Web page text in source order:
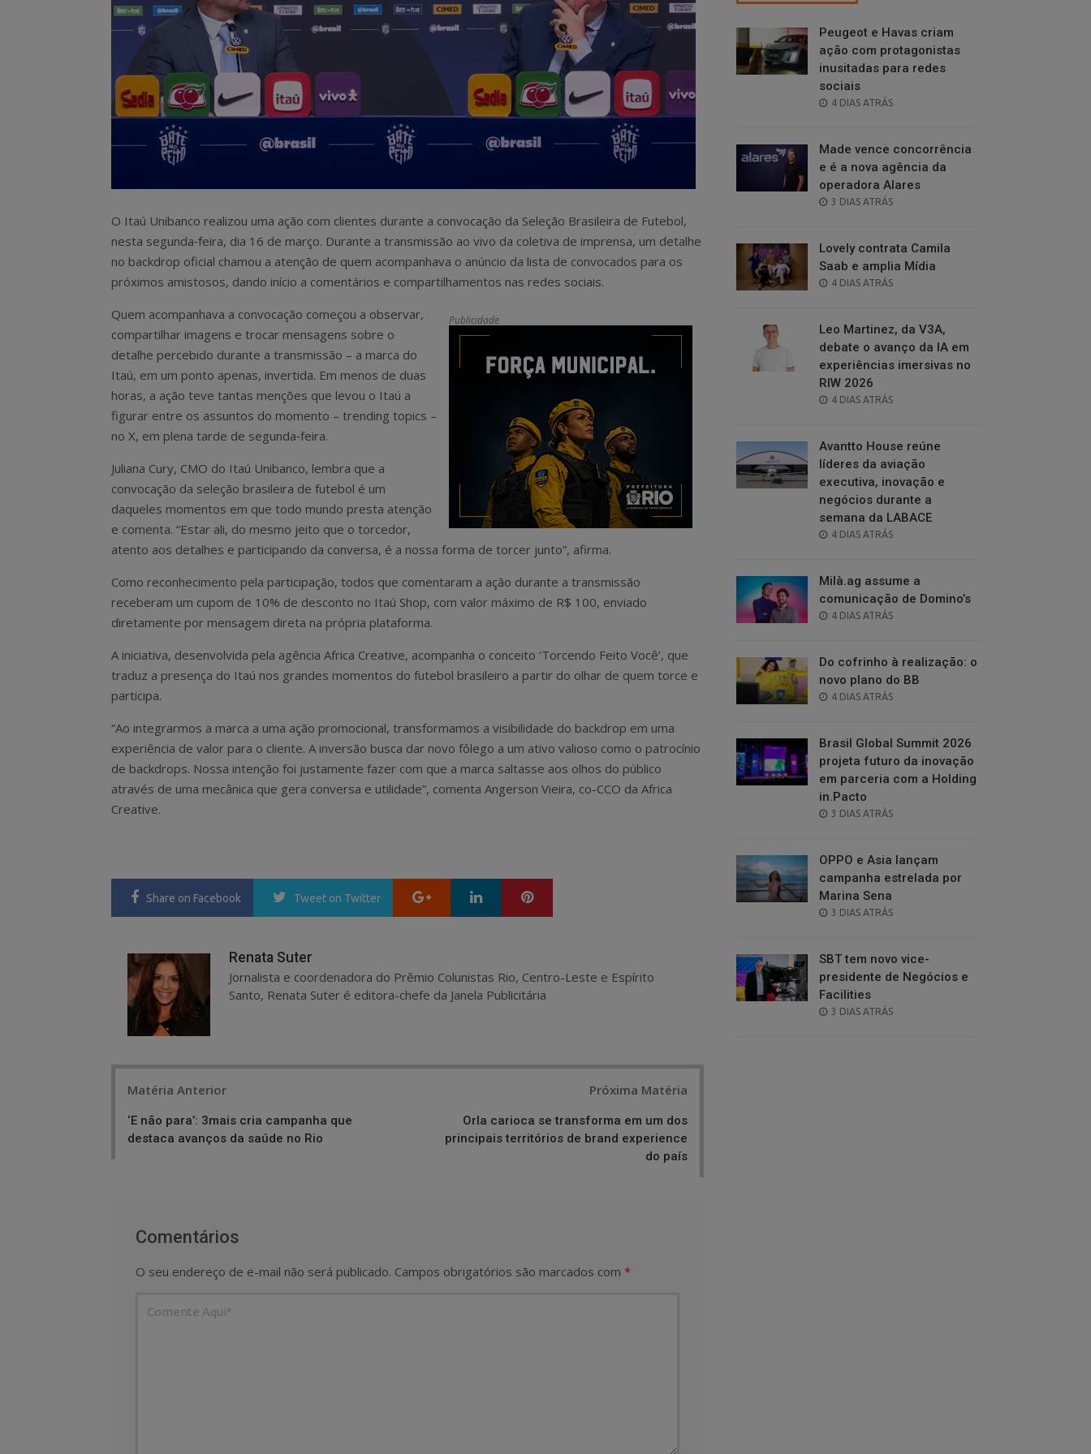
O Itaú Unibanco realizou uma ação com clientes durante a convocação da Seleção Brasileira de Futebol,
nesta segunda‑feira, dia 16 de março. Durante a transmissão ao vivo da coletiva de imprensa, um detalhe
no backdrop oficial chamou a atenção de quem acompanhava o anúncio da lista de convocados para os
próximos amistosos, dando início a comentários e compartilhamentos nas redes sociais.
Publicidade
Quem acompanhava a convocação começou a observar,
compartilhar imagens e trocar mensagens sobre o
detalhe percebido durante a transmissão – a marca do
Itaú, em um ponto apenas, invertida. Em menos de duas
horas, a ação teve tantas menções que levou o Itaú a
figurar entre os assuntos do momento – trending topics –
no X, em plena tarde de segunda‑feira.
Juliana Cury, CMO do Itaú Unibanco, lembra que a
convocação da seleção brasileira de futebol é um
daqueles momentos em que todo mundo presta atenção
e comenta. “Estar ali, do mesmo jeito que o torcedor,
atento aos detalhes e participando da conversa, é a nossa forma de torcer junto”, afirma.
Como reconhecimento pela participação, todos que comentaram a ação durante a transmissão
receberam um cupom de 10% de desconto no Itaú Shop, com valor máximo de R$ 100, enviado
diretamente por mensagem direta na própria plataforma.
A iniciativa, desenvolvida pela agência Africa Creative, acompanha o conceito ‘Torcendo Feito Você’, que
traduz a presença do Itaú nos grandes momentos do futebol brasileiro a partir do olhar de quem torce e
participa.
“Ao integrarmos a marca a uma ação promocional, transformamos a visibilidade do backdrop em uma
experiência de valor para o cliente. A inversão busca dar novo fôlego a um ativo valioso como o patrocínio
de backdrops. Nossa intenção foi justamente fazer com que a marca saltasse aos olhos do público
através de uma mecânica que gera conversa e utilidade”, comenta Angerson Vieira, co-CCO da Africa
Creative.
Share on Facebook Tweet on Twitter Google+ LinkedIn
Renata Suter
Jornalista e coordenadora do Prêmio Colunistas Rio, Centro-Leste e Espírito
Santo, Renata Suter é editora-chefe da Janela Publicitária
Matéria Anterior
‘E não para’: 3mais cria campanha que
destaca avanços da saúde no Rio
Próxima Matéria
Orla carioca se transforma em um dos
principais territórios de brand experience
do país
Comentários
O seu endereço de e-mail não será publicado. Campos obrigatórios são marcados com *
Peugeot e Havas criam
ação com protagonistas
inusitadas para redes
sociais
POSTED
4 DIAS ATRÁS
Made vence concorrência
e é a nova agência da
operadora Alares
POSTED
3 DIAS ATRÁS
Lovely contrata Camila
Saab e amplia Mídia
POSTED
4 DIAS ATRÁS
Leo Martinez, da V3A,
debate o avanço da IA em
experiências imersivas no
RIW 2026
POSTED
4 DIAS ATRÁS
Avantto House reúne
líderes da aviação
executiva, inovação e
negócios durante a
semana da LABACE
POSTED
4 DIAS ATRÁS
Milà.ag assume a
comunicação de Domino’s
POSTED
4 DIAS ATRÁS
Do cofrinho à realização: o
novo plano do BB
POSTED
4 DIAS ATRÁS
Brasil Global Summit 2026
projeta futuro da inovação
em parceria com a Holding
in.Pacto
POSTED
3 DIAS ATRÁS
OPPO e Asia lançam
campanha estrelada por
Marina Sena
POSTED
3 DIAS ATRÁS
SBT tem novo vice-
presidente de Negócios e
Facilities
POSTED
3 DIAS ATRÁS